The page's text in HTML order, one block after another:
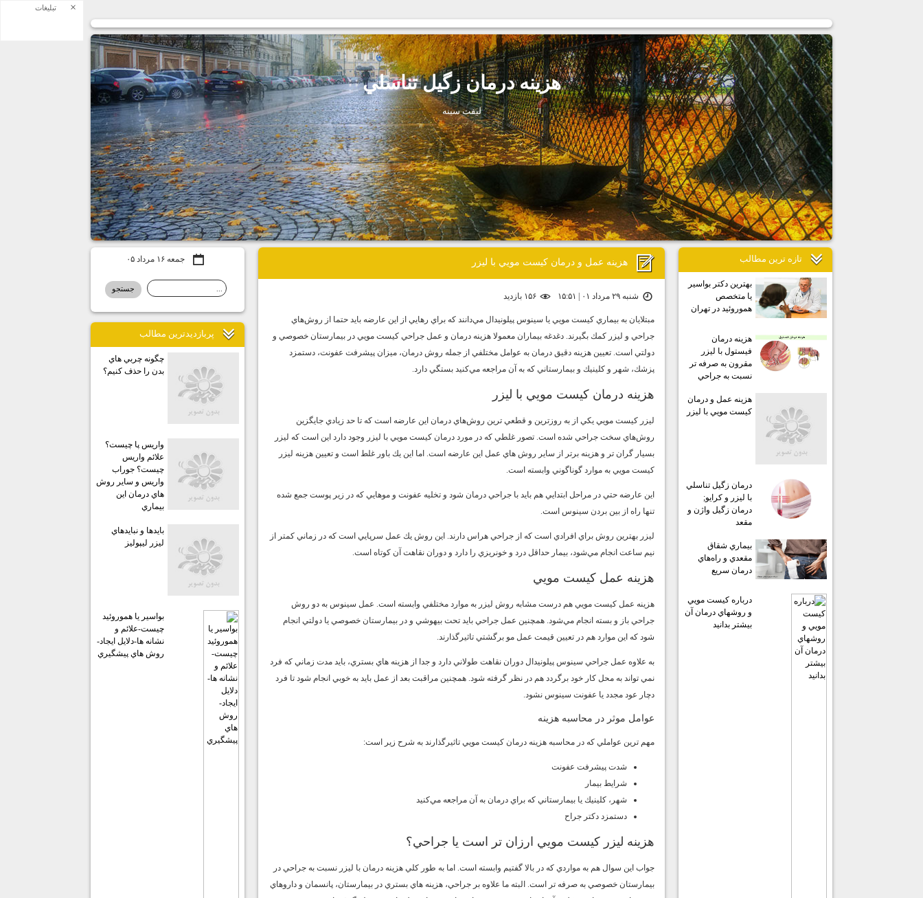
هزينه درمان زگيل تناسلي
ليفت سينه
هزينه عمل و درمان كيست مويي با ليزر
شنبه ۲۹ مرداد ۰۱ | ۱۵:۵۱ ۱۵۶ بازديد
مبتلايان به بيماري كيست مويي يا سينوس پيلونيدال مي‌دانند كه براي رهايي از اين عارضه بايد حتما از روش‌هاي
جراحي و ليزر كمك بگيرند. دغدغه بيماران معمولا هزينه درمان و عمل جراحي كيست مويي در بيمارستان خصوصي و
دولتي است. تعيين هزينه دقيق درمان به عوامل مختلفي از جمله روش درمان، ميزان پيشرفت عفونت، دستمزد
پزشك، شهر و كلينيك و بيمارستاني كه به آن مراجعه مي‌كنيد بستگي دارد.
هزينه درمان كيست مويي با ليزر
ليزر كيست مويي يكي از به روزترين و قطعي ترين روش‌هاي درمان اين عارضه است كه تا حد زيادي جايگزين
روش‌هاي سخت جراحي شده است. تصور غلطي كه در مورد درمان كيست مويي با ليزر وجود دارد اين است كه ليزر
بسيار گران تر و هزينه‌ برتر از ساير روش هاي عمل اين عارضه است. اما اين يك باور غلط است و تعيين هزينه ليزر
كيست مويي به موارد گوناگوني وابسته است.
اين عارضه حتي در مراحل ابتدايي هم بايد با جراحي درمان شود و تخليه عفونت و موهايي كه در زير پوست جمع شده
تنها راه از بين بردن سينوس است.
ليزر بهترين روش براي افرادي است كه از جراحي هراس دارند. اين روش يك عمل سرپايي است كه در زماني كمتر از
نيم ساعت انجام مي‌شود، بيمار حداقل درد و خونريزي را دارد و دوران نقاهت آن كوتاه است.
هزينه عمل كيست مويي
هزينه عمل كيست مويي هم درست مشابه روش ليزر به موارد مختلفي وابسته است. عمل سينوس به دو روش
جراحي باز و بسته انجام مي‌شود. همچنين عمل جراحي بايد تحت بيهوشي و در بيمارستان خصوصي يا دولتي انجام
شود كه اين موارد هم در تعيين قيمت عمل مو برگشتي تاثيرگذارند.
به علاوه عمل جراحي سينوس پيلونيدال دوران نقاهت طولاني دارد و جدا از هزينه هاي بستري، بايد مدت زماني كه فرد
نمي تواند به محل كار خود برگردد هم در نظر گرفته شود. همچنين مراقبت بعد از عمل بايد به خوبي انجام شود تا فرد
دچار عود مجدد يا عفونت سينوس نشود.
عوامل موثر در محاسبه هزينه
مهم ترين عواملي كه در محاسبه هزينه درمان كيست مويي تاثيرگذارند به شرح زير است:
شدت پيشرفت عفونت
شرايط بيمار
شهر، كلينيك يا بيمارستاني كه براي درمان به آن مراجعه مي‌كنيد
دستمزد دكتر جراح
هزينه ليزر كيست مويي ارزان تر است يا جراحي؟
جواب اين سوال هم به مواردي كه در بالا گفتيم وابسته است. اما به طور كلي هزينه درمان با ليزر نسبت به جراحي در
بيمارستان خصوصي به صرفه تر است. البته ما علاوه بر جراحي، هزينه هاي بستري در بيمارستان، پانسمان و داروهاي
تازه ترين مطالب
بهترين دكتر بواسير
يا متخصص
هموروئيد در تهران
هزينه درمان
فيستول با ليزر
مقرون به صرفه تر
نسبت به جراحي
هزينه عمل و درمان
كيست مويي با ليزر
درمان زگيل تناسلي
با ليزر و كرايو;
درمان زگيل واژن و
مقعد
بيماري شقاق
مقعدي و راه‌هاي
درمان سريع
درباره كيست مويي
و روشهاي درمان آن
بيشتر بدانيد
جمعه ۱۶ مرداد ۰۵
پربازديدترين مطالب
چگونه چربي هاي
بدن را حذف كنيم؟
واريس پا چيست؟
علائم واريس
چيست؟ جوراب
واريس و ساير روش
هاي درمان اين
بيماري
بايدها و نبايدهاي
ليزر ليپوليز
بواسير يا هموروئيد
چيست-علائم و
نشانه ها-دلايل ايجاد-
روش هاي پيشگيري
تبلیغات ×